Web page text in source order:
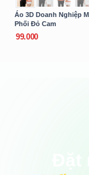
Áo 3D Doanh Nghiệp
Phối Đỏ Cam
99.000